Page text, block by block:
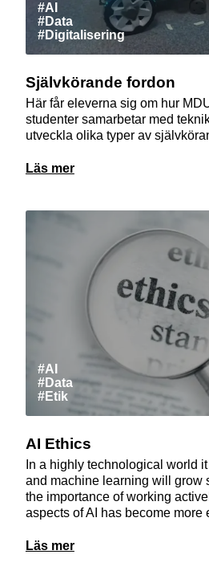
#AI
#Data
#Digitalisering
Självkörande fordon
Här får eleverna sig om hur
studenter samarbetar med
utveckla olika typer av
Läs mer
#AI
#Data
#Etik
AI Ethics
In a highly technological world
and machine learning will grow
the importance of working
aspects of AI has become more
Läs mer